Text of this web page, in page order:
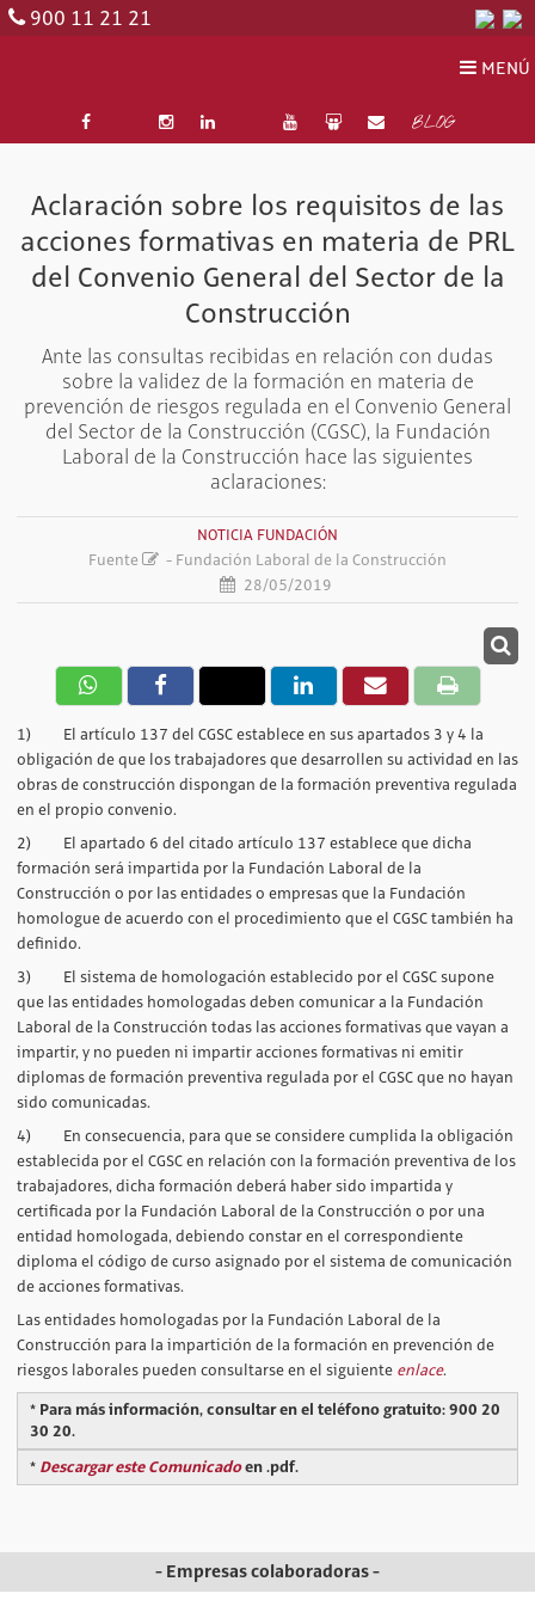
900 11 21 21
MENÚ
BLOG
Aclaración sobre los requisitos de las
acciones formativas en materia de PRL
del Convenio General del Sector de la
Construcción
Ante las consultas recibidas en relación con dudas
sobre la validez de la formación en materia de
prevención de riesgos regulada en el Convenio General
del Sector de la Construcción (CGSC), la Fundación
Laboral de la Construcción hace las siguientes
aclaraciones:
NOTICIA FUNDACIÓN
Fuente
- Fundación Laboral de la Construcción
28/05/2019
1) El artículo 137 del CGSC establece en sus apartados 3 y 4 la
obligación de que los trabajadores que desarrollen su actividad en las
obras de construcción dispongan de la formación preventiva regulada
en el propio convenio.
2) El apartado 6 del citado artículo 137 establece que dicha
formación será impartida por la Fundación Laboral de la
Construcción o por las entidades o empresas que la Fundación
homologue de acuerdo con el procedimiento que el CGSC también ha
definido.
3) El sistema de homologación establecido por el CGSC supone
que las entidades homologadas deben comunicar a la Fundación
Laboral de la Construcción todas las acciones formativas que vayan a
impartir, y no pueden ni impartir acciones formativas ni emitir
diplomas de formación preventiva regulada por el CGSC que no hayan
sido comunicadas.
4) En consecuencia, para que se considere cumplida la obligación
establecida por el CGSC en relación con la formación preventiva de los
trabajadores, dicha formación deberá haber sido impartida y
certificada por la Fundación Laboral de la Construcción o por una
entidad homologada, debiendo constar en el correspondiente
diploma el código de curso asignado por el sistema de comunicación
de acciones formativas.
Las entidades homologadas por la Fundación Laboral de la
Construcción para la impartición de la formación en prevención de
riesgos laborales pueden consultarse en el siguiente enlace.
* Para más información, consultar en el teléfono gratuito: 900 20
30 20.
* Descargar este Comunicadoen .pdf.
- Empresas colaboradoras -